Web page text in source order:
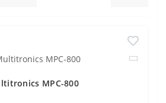
MPC-800